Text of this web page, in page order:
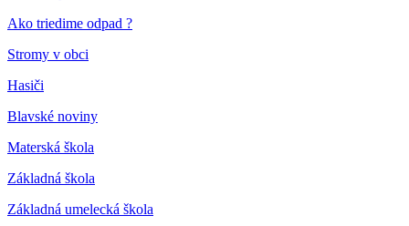
Ako triedime odpad ?
Stromy v obci
Hasiči
Blavské noviny
Materská škola
Základná škola
Základná umelecká škola